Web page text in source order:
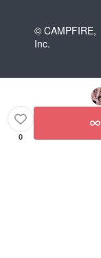
© CAMPFIRE,
Inc.
0